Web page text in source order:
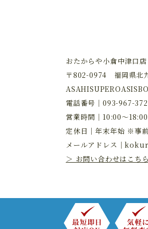
おたからや小倉中津口店
〒802-0974 福岡県北
電話番号｜ 093-967-
営業時間｜10:00～18:00
定休日｜年末年始 ※事
メールアドレス｜
＞ お問い合わせはこちら